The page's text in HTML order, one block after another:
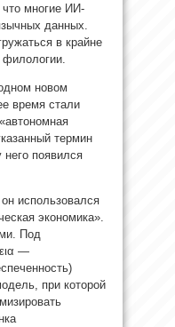
что многие ИИ-
данных.
в крайне
новом
время стали
термин
появился
использовался
экономика».
Под
—
при которой